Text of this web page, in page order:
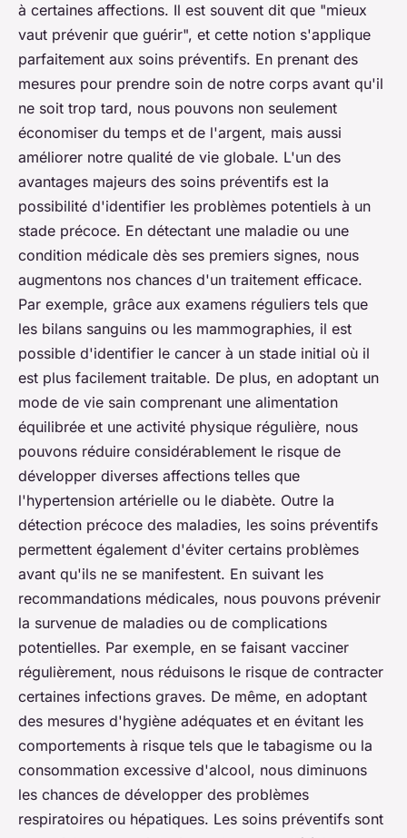
à certaines affections. Il est souvent dit que "mieux
vaut prévenir que guérir", et cette notion s'applique
parfaitement aux soins préventifs. En prenant des
mesures pour prendre soin de notre corps avant qu'il
ne soit trop tard, nous pouvons non seulement
économiser du temps et de l'argent, mais aussi
améliorer notre qualité de vie globale. L'un des
avantages majeurs des soins préventifs est la
possibilité d'identifier les problèmes potentiels à un
stade précoce. En détectant une maladie ou une
condition médicale dès ses premiers signes, nous
augmentons nos chances d'un traitement efficace.
Par exemple, grâce aux examens réguliers tels que
les bilans sanguins ou les mammographies, il est
possible d'identifier le cancer à un stade initial où il
est plus facilement traitable. De plus, en adoptant un
mode de vie sain comprenant une alimentation
équilibrée et une activité physique régulière, nous
pouvons réduire considérablement le risque de
développer diverses affections telles que
l'hypertension artérielle ou le diabète. Outre la
détection précoce des maladies, les soins préventifs
permettent également d'éviter certains problèmes
avant qu'ils ne se manifestent. En suivant les
recommandations médicales, nous pouvons prévenir
la survenue de maladies ou de complications
potentielles. Par exemple, en se faisant vacciner
régulièrement, nous réduisons le risque de contracter
certaines infections graves. De même, en adoptant
des mesures d'hygiène adéquates et en évitant les
comportements à risque tels que le tabagisme ou la
consommation excessive d'alcool, nous diminuons
les chances de développer des problèmes
respiratoires ou hépatiques. Les soins préventifs sont